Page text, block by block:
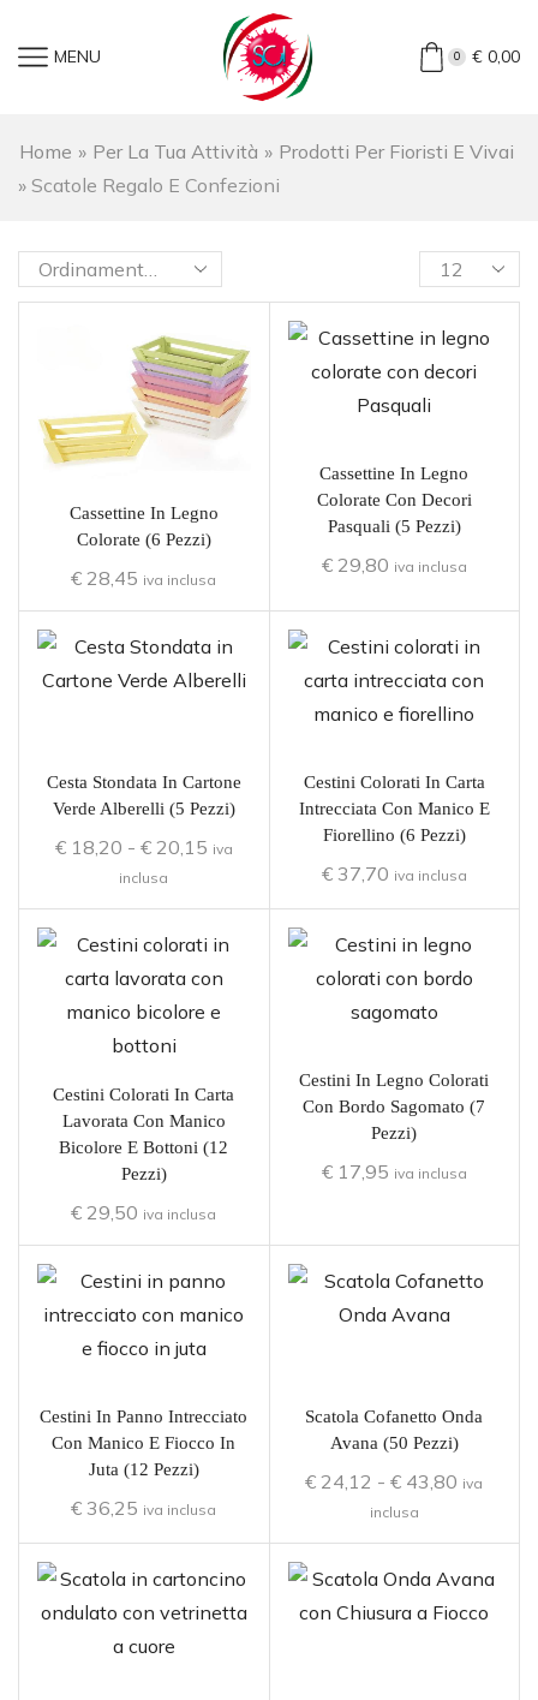
MENU 0 €0,00
Home » Per La Tua Attività » Prodotti Per Fioristi E Vivai
» Scatole Regalo E Confezioni
Cassettine In Legno
Colorate (6 Pezzi)
€ 28,45 iva inclusa
Cassettine In Legno
Colorate Con Decori
Pasquali (5 Pezzi)
€29,80 iva inclusa
Cesta Stondata In Cartone
Verde Alberelli (5 Pezzi)
€18,20 - €20,15 iva
inclusa
Cestini Colorati In Carta
Intrecciata Con Manico E
Fiorellino (6 Pezzi)
€37,70 iva inclusa
Cestini Colorati In Carta
Lavorata Con Manico
Bicolore E Bottoni (12
Pezzi)
€ 29,50 iva inclusa
Cestini In Legno Colorati
Con Bordo Sagomato (7
Pezzi)
€17,95 iva inclusa
Cestini In Panno Intrecciato
Con Manico E Fiocco In
Juta (12 Pezzi)
€ 36,25 iva inclusa
Scatola Cofanetto Onda
Avana (50 Pezzi)
€ 24,12 - € 43,80 iva
inclusa